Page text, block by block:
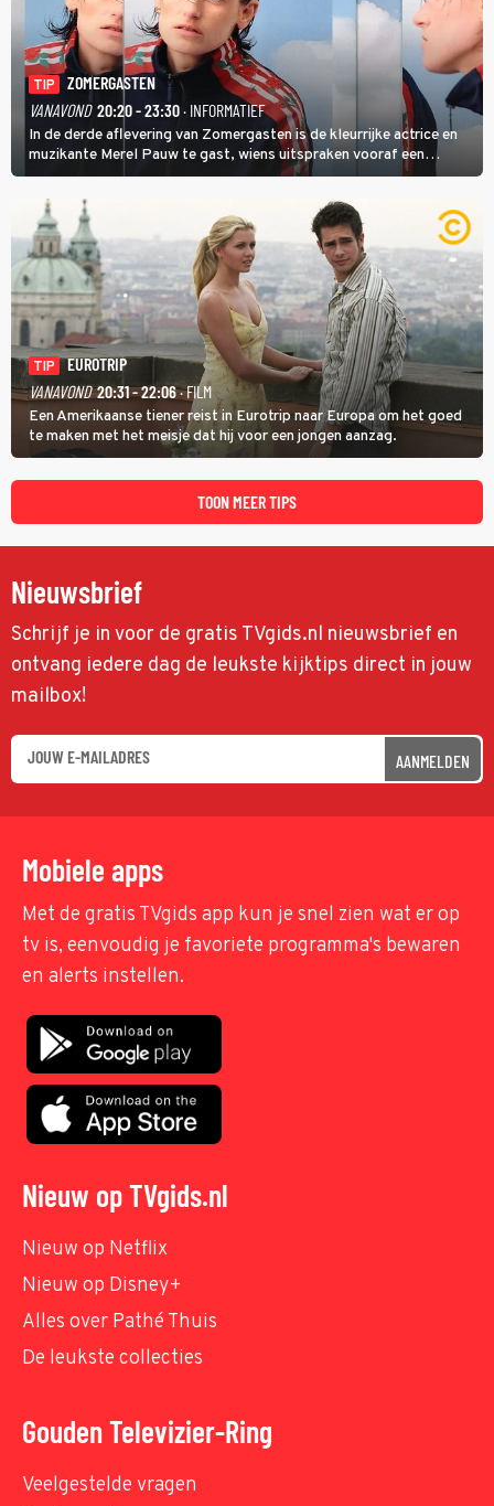
TIP
ZOMERGASTEN
VANAVOND 20:20 - 23:30· INFORMATIEF
In de derde aflevering van Zomergasten is de kleurrijke actrice en
muzikante Merel Pauw te gast, wiens uitspraken vooraf een
boeiende avond beloven: 'Mijn ideale televisieavond is zoals mijn
identiteit: grenzeloos, absurd en vol angsten'.
TIP
EUROTRIP
VANAVOND 20:31 - 22:06· FILM
Een Amerikaanse tiener reist in Eurotrip naar Europa om het goed
te maken met het meisje dat hij voor een jongen aanzag.
TOON MEER TIPS
Nieuwsbrief
Schrijf je in voor de gratis TVgids.nl nieuwsbrief en
ontvang iedere dag de leukste kijktips direct in jouw
mailbox!
AANMELDEN
Mobiele apps
Met de gratis TVgids app kun je snel zien wat er op
tv is, eenvoudig je favoriete programma's bewaren
en alerts instellen.
Nieuw op TVgids.nl
Nieuw op Netflix
Nieuw op Disney+
Alles over Pathé Thuis
De leukste collecties
Gouden Televizier-Ring
Veelgestelde vragen